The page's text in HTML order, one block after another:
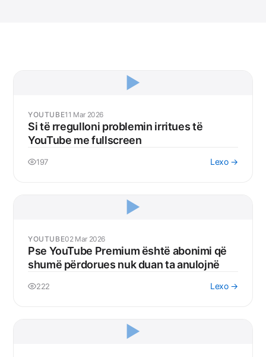
▶️
YOUTUBE11 Mar 2026
Si të rregulloni problemin irritues të
YouTube me fullscreen
197 Lexo →
▶️
YOUTUBE02 Mar 2026
Pse YouTube Premium është abonimi që
shumë përdorues nuk duan ta anulojnë
222 Lexo →
▶️